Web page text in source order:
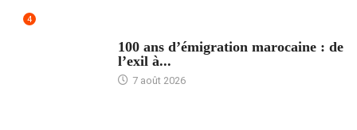
4
100 ans d’émigration marocaine : de
l’exil à...
7 août 2026